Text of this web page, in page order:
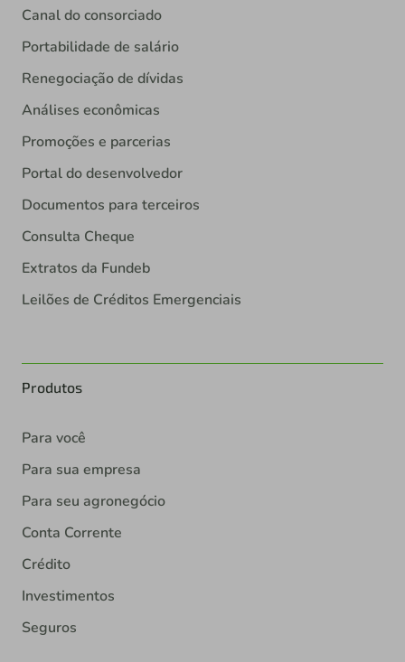
Canal do consorciado
Portabilidade de salário
Renegociação de dívidas
Análises econômicas
Promoções e parcerias
Portal do desenvolvedor
Documentos para terceiros
Consulta Cheque
Extratos da Fundeb
Leilões de Créditos Emergenciais
Produtos
Para você
Para sua empresa
Para seu agronegócio
Conta Corrente
Crédito
Investimentos
Seguros